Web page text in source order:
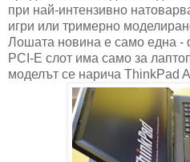
при най-интензивно
игри или тримерно
Лошата новина е само една -
PCI-E слот има само за
моделът се нарича ThinkPad